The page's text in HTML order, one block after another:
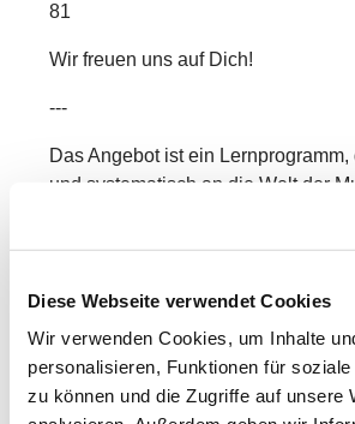
Diese Webseite verwendet Cookies
Wir verwenden Cookies, um Inhalte
personalisieren, Funktionen für
zu können und die Zugriffe auf unsere
81
Wir freuen uns auf Dich!
---
Das Angebot ist ein
und systematisch an die Welt der
In Kleingruppen entdecken die
Bewegung & Tanz
Musikhören